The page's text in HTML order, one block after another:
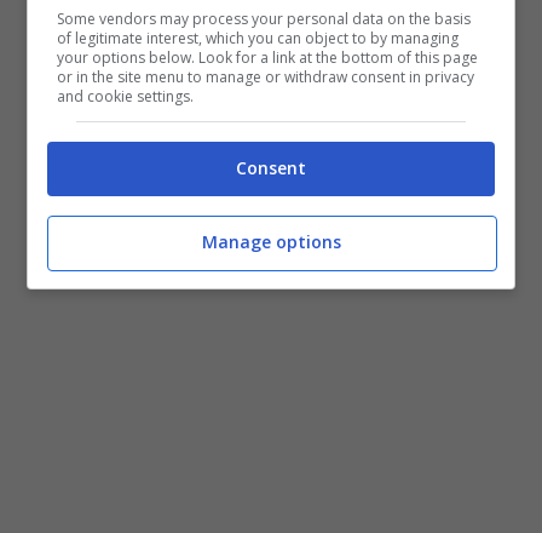
dell’importo, si terrà contodel periodo
complessivo della durata del matrimonio.
Cosa accade se il soggetto
deceduto si è sposato più di
una volta?
Some vendors may process your personal data on the basis
of legitimate interest, which you can object to by managing
your options below. Look for a link at the bottom of this page
or in the site menu to manage or withdraw consent in privacy
and cookie settings.
Consent
Manage options